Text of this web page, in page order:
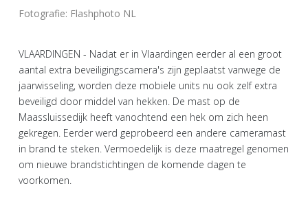
Fotografie: Flashphoto NL
VLAARDINGEN - Nadat er in Vlaardingen eerder al een groot
aantal extra beveiligingscamera's zijn geplaatst vanwege de
jaarwisseling, worden deze mobiele units nu ook zelf extra
beveiligd door middel van hekken. De mast op de
Maassluissedijk heeft vanochtend een hek om zich heen
gekregen. Eerder werd geprobeerd een andere cameramast
in brand te steken. Vermoedelijk is deze maatregel genomen
om nieuwe brandstichtingen de komende dagen te
voorkomen.